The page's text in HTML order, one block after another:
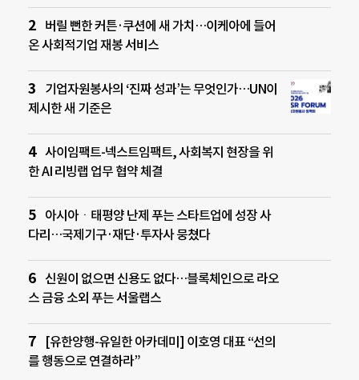
버릴 뻔한 커튼·쿠션에 새 가치…이케아에 들어
온 사회적기업 재봉 서비스
기업자원봉사의 ‘진짜 성과’는 무엇인가…UN이
제시한 새 기준은
사이임팩트-넥스트임팩트, 사회복지 현장을 위
한 AI 리빙랩 업무 협약 체결
아시아ㆍ태평양 난제 푸는 스타트업에 성장 사
다리…국제기구·재단·투자사 뭉쳤다
신원이 없으면 신용도 없다…블록체인으로 라오
스 금융 소외 푸는 서울랩스
[유한양행-유일한 아카데미] 이호영 대표 “선의
를 행동으로 연결하라”